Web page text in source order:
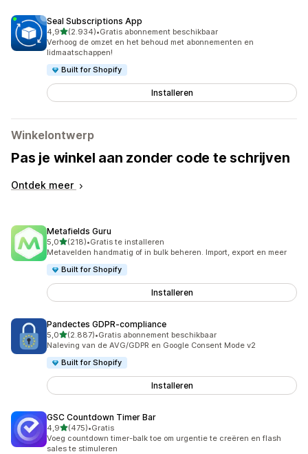
Seal Subscriptions App
4,9van 5 sterren
(2.934)
2934 recensies in totaal
•Gratis abonnement beschikbaar
Verhoog de omzet en het behoud met abonnementen en
lidmaatschappen!
Built for Shopify
Installeren
Winkelontwerp
Pas je winkel aan zonder code te schrijven
Ontdek meer
Metafields Guru
5,0van 5 sterren
(218)
218 recensies in totaal
•Gratis te installeren
Metavelden handmatig of in bulk beheren. Import, export en meer
Built for Shopify
Installeren
Pandectes GDPR‑compliance
5,0van 5 sterren
(2.887)
2887 recensies in totaal
•Gratis abonnement beschikbaar
Naleving van de AVG/GDPR en Google Consent Mode v2
Built for Shopify
Installeren
GSC Countdown Timer Bar
4,9van 5 sterren
(475)
475 recensies in totaal
•Gratis
Voeg countdown timer-balk toe om urgentie te creëren en flash
sales te stimuleren